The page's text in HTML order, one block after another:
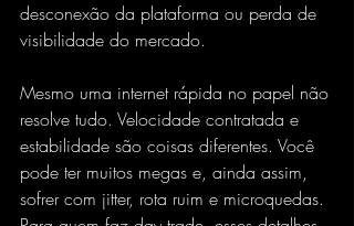
desconexão da plataforma ou perda de
visibilidade do mercado.
Mesmo uma internet rápida no papel não
resolve tudo. Velocidade contratada e
estabilidade são coisas diferentes. Você
pode ter muitos megas e, ainda assim,
sofrer com jitter, rota ruim e microquedas.